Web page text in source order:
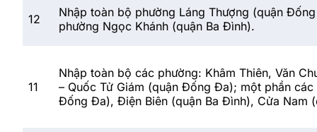
12
Nhập toàn bộ phường Láng Thượng (quận
phường Ngọc Khánh (quận Ba Đình).
11
Nhập toàn bộ các phường: Khâm Thiên, Văn
– Quốc Tử Giám (quận Đống Đa); một phần
Đống Đa), Điện Biên (quận Ba Đình), Cửa Nam